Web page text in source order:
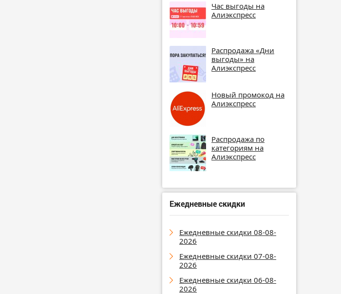
Час выгоды на
Алиэкспресс
Распродажа «Дни
выгоды» на
Алиэкспресс
Новый промокод на
Алиэкспресс
Распродажа по
категориям на
Алиэкспресс
Ежедневные скидки
Ежедневные скидки 08-08-
2026
Ежедневные скидки 07-08-
2026
Ежедневные скидки 06-08-
2026